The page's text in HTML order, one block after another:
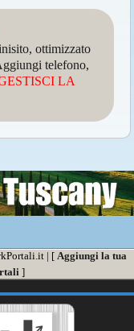
ottimizzato
telefono,
LA
| [ Aggiungi la tua
]